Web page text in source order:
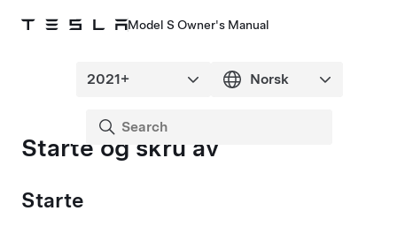
Model S Owner's Manual
Starte og skru av
Starte